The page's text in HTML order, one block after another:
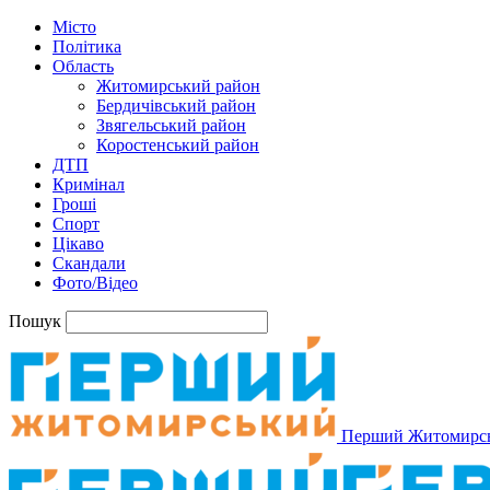
Місто
Політика
Область
Житомирський район
Бердичівський район
Звягельський район
Коростенський район
ДТП
Кримінал
Гроші
Спорт
Цікаво
Скандали
Фото/Відео
Пошук
Перший